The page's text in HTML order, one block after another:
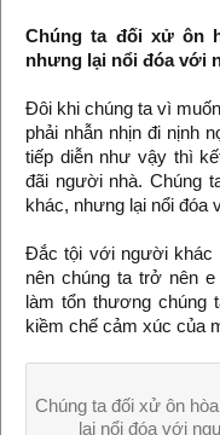
Chúng ta đối xử ôn
nhưng lại nổi đóa với
Đôi khi chúng ta vì
phải nhẫn nhịn đi nịnh
tiếp diễn như vậy thì
đãi người nhà. Chúng
khác, nhưng lại nổi đóa
Đắc tội với người khác
nên chúng ta trở nên
làm tổn thương chúng
kiềm chế cảm xúc của
Chúng ta đối xử ôn
lại nổi đóa với